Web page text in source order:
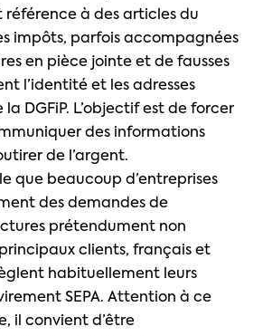
référence à des articles du
impôts, parfois accompagnées
en pièce jointe et de fausses
l’identité et les adresses
DGFiP. L’objectif est de forcer
des informations
de l’argent.
que beaucoup d’entreprises
des demandes de
prétendument non
clients, français et
habituellement leurs
SEPA. Attention à ce
il convient d’être